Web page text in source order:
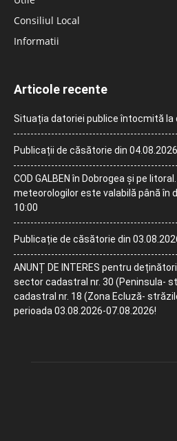
Consiliul Local
Informatii
Articole recente
Situația datoriei publice întocmită la
Publicații de căsătorie din 04.08.2026
COD GALBEN în Dobrogea și pe
meteorologilor este valabilă până în
10:00
Publicație de căsătorie din
ANUNȚ DE INTERES pentru
sector cadastral nr. 30 (Peninsula-
cadastral nr. 18 (Zona Ecluză-
perioada 03.08.2026-07.08.2026!